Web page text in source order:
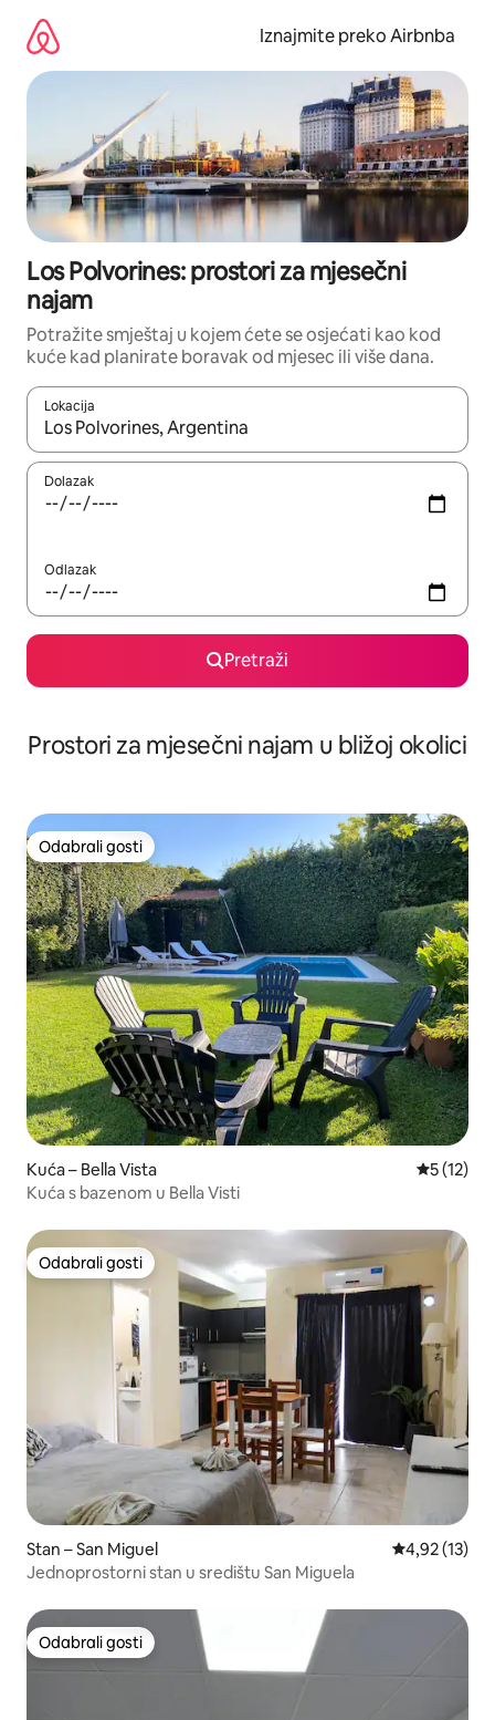
sadržaj
Iznajmite preko Airbnba
Los Polvorines: prostori za mjesečni
najam
Potražite smještaj u kojem ćete se osjećati kao kod
kuće kad planirate boravak od mjesec ili više dana.
Lokacija
Kada budu dostupni rezultati, moći ćete ih pregledati
Dolazak
Odlazak
Pretraži
Prostori za mjesečni najam u bližoj okolici
Odabrali gosti
Odabrali gosti
Kuća – Bella Vista Prosječna
5 (12)
Kuća s bazenom u Bella Visti
Odabrali gosti
Odabrali gosti
Stan – San Miguel Prosječna
4,92 (13)
Jednoprostorni stan u središtu San Miguela
Odabrali gosti
Odabrali gosti